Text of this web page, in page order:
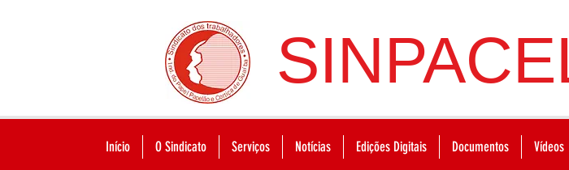
Início O Sindicato Serviços Notícias Edições Digitais Documentos Vídeos